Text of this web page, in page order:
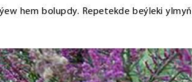
hem bolupdy. Repetekde beýleki ylmyň